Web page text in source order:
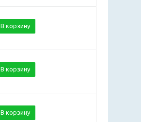
В корзину
В корзину
В корзину